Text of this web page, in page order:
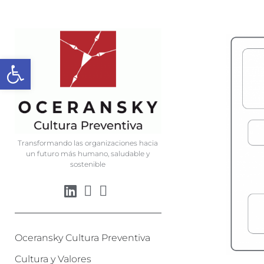
Abrir barra de
Transformando las organizaciones hacia
un futuro más humano, saludable y
sostenible
Oceransky Cultura Preventiva
Cultura y Valores